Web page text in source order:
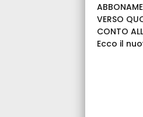
VERSO
CONTO
Ecco il